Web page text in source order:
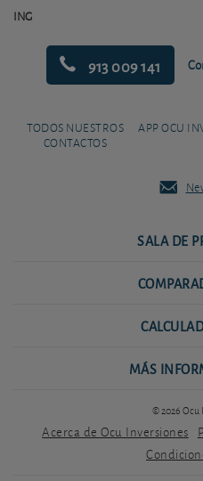
ING
913 009 141
TODOS NUESTROS
CONTACTOS
APP OCU
SALA DE
MÁS
© 2026 Ocu
Acerca de Ocu Inversiones